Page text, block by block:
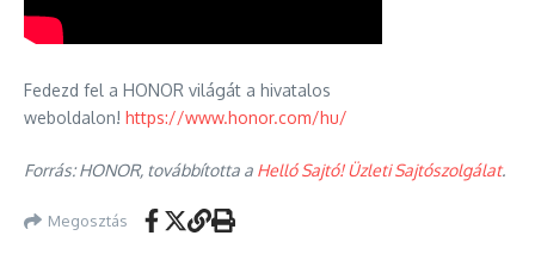
Fedezd fel a HONOR világát a hivatalos
weboldalon! https://www.honor.com/hu/
Forrás: HONOR, továbbította a Helló Sajtó! Üzleti Sajtószolgálat.
Megosztás